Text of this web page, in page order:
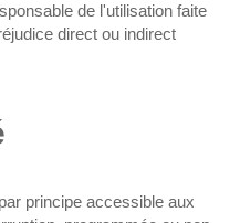
de l'utilisation faite
direct ou indirect
principe accessible aux